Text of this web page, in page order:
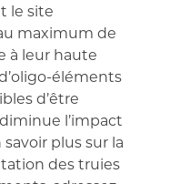
le site
maximum de
à leur haute
éléments
d’être
l’impact
plus sur la
des truies